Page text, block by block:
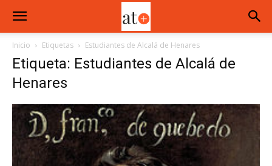
Inicio Etiquetas Estudiantes de Alcalá de Henares
Etiqueta: Estudiantes de Alcalá de
Henares